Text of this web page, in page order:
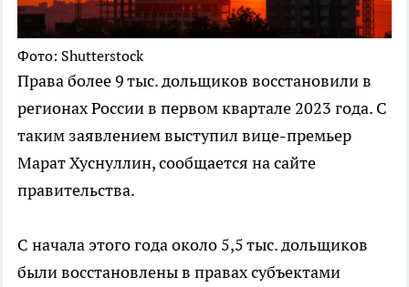
Фото: Shutterstock
Права более 9 тыс. дольщиков восстановили в
регионах России в первом квартале 2023 года. С
таким заявлением выступил вице-премьер
Марат Хуснуллин, сообщается на сайте
правительства.
С начала этого года около 5,5 тыс. дольщиков
были восстановлены в правах субъектами